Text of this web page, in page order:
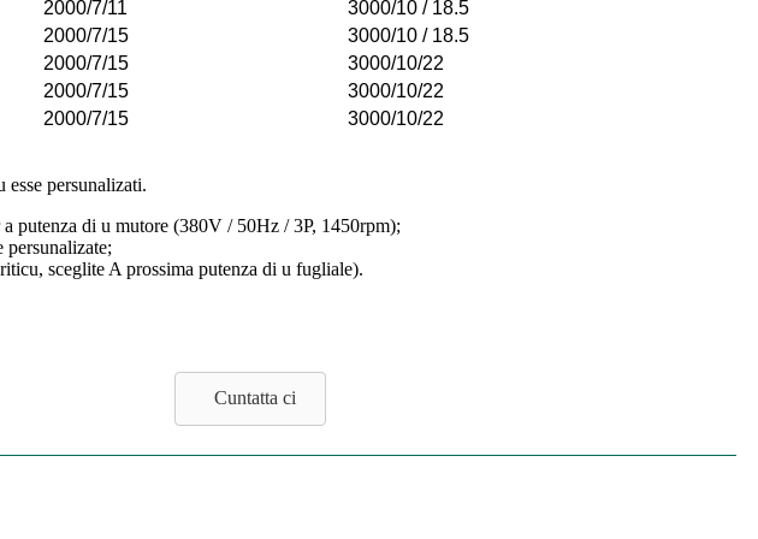
2000/7/11
3000/10 / 18.5
2000/7/15
3000/10 / 18.5
2000/7/15
3000/10/22
2000/7/15
3000/10/22
2000/7/15 3000/10/22
persunalizati.
putenza di u mutore (380V / 50Hz / 3P, 1450rpm);
sceglite A prossima putenza di u fugliale).
Cuntatta ci